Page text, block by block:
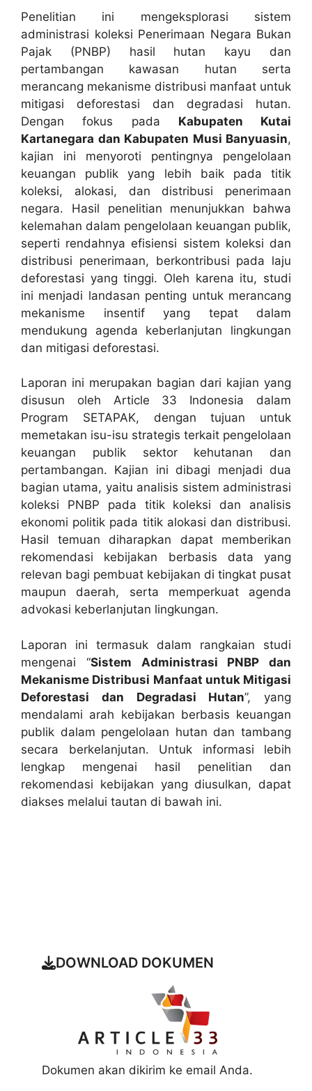
Penelitian ini mengeksplorasi sistem
administrasi koleksi Penerimaan Negara Bukan
Pajak (PNBP) hasil hutan kayu dan
pertambangan kawasan hutan serta
merancang mekanisme distribusi manfaat untuk
mitigasi deforestasi dan degradasi hutan.
Dengan fokus pada Kabupaten Kutai
Kartanegara dan Kabupaten Musi Banyuasin,
kajian ini menyoroti pentingnya pengelolaan
keuangan publik yang lebih baik pada titik
koleksi, alokasi, dan distribusi penerimaan
negara. Hasil penelitian menunjukkan bahwa
kelemahan dalam pengelolaan keuangan publik,
seperti rendahnya efisiensi sistem koleksi dan
distribusi penerimaan, berkontribusi pada laju
deforestasi yang tinggi. Oleh karena itu, studi
ini menjadi landasan penting untuk merancang
mekanisme insentif yang tepat dalam
mendukung agenda keberlanjutan lingkungan
dan mitigasi deforestasi.
Laporan ini merupakan bagian dari kajian yang
disusun oleh Article 33 Indonesia dalam
Program SETAPAK, dengan tujuan untuk
memetakan isu-isu strategis terkait pengelolaan
keuangan publik sektor kehutanan dan
pertambangan. Kajian ini dibagi menjadi dua
bagian utama, yaitu analisis sistem administrasi
koleksi PNBP pada titik koleksi dan analisis
ekonomi politik pada titik alokasi dan distribusi.
Hasil temuan diharapkan dapat memberikan
rekomendasi kebijakan berbasis data yang
relevan bagi pembuat kebijakan di tingkat pusat
maupun daerah, serta memperkuat agenda
advokasi keberlanjutan lingkungan.
Laporan ini termasuk dalam rangkaian studi
mengenai “Sistem Administrasi PNBP dan
Mekanisme Distribusi Manfaat untuk Mitigasi
Deforestasi dan Degradasi Hutan”, yang
mendalami arah kebijakan berbasis keuangan
publik dalam pengelolaan hutan dan tambang
secara berkelanjutan. Untuk informasi lebih
lengkap mengenai hasil penelitian dan
rekomendasi kebijakan yang diusulkan, dapat
diakses melalui tautan di bawah ini.
DOWNLOAD DOKUMEN
Dokumen akan dikirim ke email Anda.